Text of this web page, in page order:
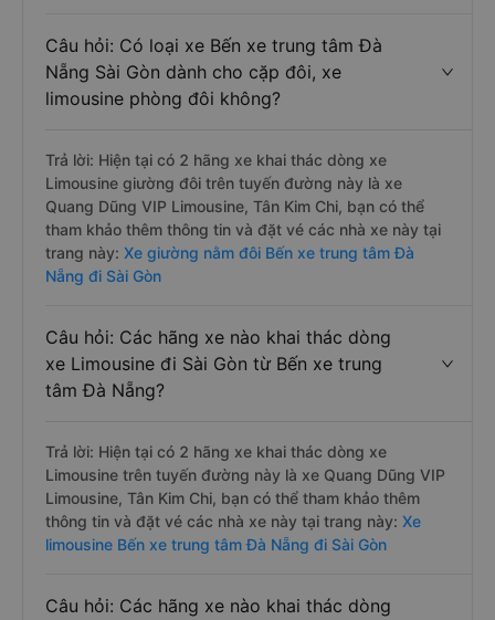
Câu hỏi: Có loại xe Bến xe trung tâm Đà
Nẵng Sài Gòn dành cho cặp đôi, xe
limousine phòng đôi không?
Trả lời: Hiện tại có 2 hãng xe khai thác dòng xe
Limousine giường đôi trên tuyến đường này là xe
Quang Dũng VIP Limousine, Tân Kim Chi, bạn có thể
tham khảo thêm thông tin và đặt vé các nhà xe này tại
trang này: Xe giường nằm đôi Bến xe trung tâm Đà
Nẵng đi Sài Gòn
Câu hỏi: Các hãng xe nào khai thác dòng
xe Limousine đi Sài Gòn từ Bến xe trung
tâm Đà Nẵng?
Trả lời: Hiện tại có 2 hãng xe khai thác dòng xe
Limousine trên tuyến đường này là xe Quang Dũng VIP
Limousine, Tân Kim Chi, bạn có thể tham khảo thêm
thông tin và đặt vé các nhà xe này tại trang này: Xe
limousine Bến xe trung tâm Đà Nẵng đi Sài Gòn
Câu hỏi: Các hãng xe nào khai thác dòng